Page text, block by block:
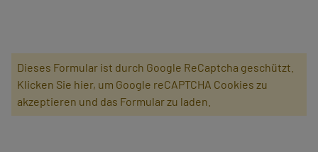
Dieses Formular ist durch Google ReCaptcha geschützt.
Klicken Sie hier, um Google reCAPTCHA Cookies zu
akzeptieren und das Formular zu laden.